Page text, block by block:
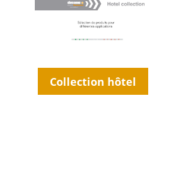
Collection hôtel